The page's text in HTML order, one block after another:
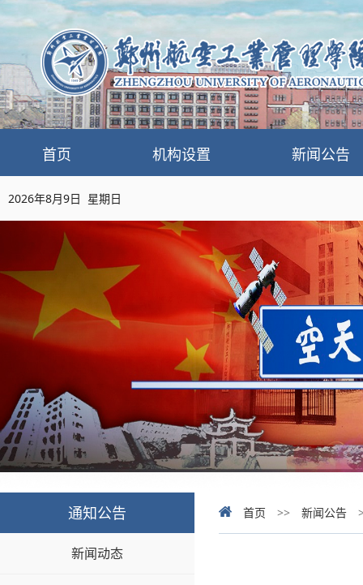
首页 机构设置 新闻公告
2026年8月9日 星期日
通知公告
新闻动态
首页 >> 新闻公告